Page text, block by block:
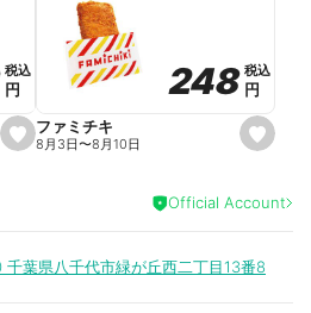
o
r
i
e
o
r
i
e
s
e
i
t
税込
税込
円
円
s
e
a
i
t
248
248 税込
税込
円
円
ファミチキ
8月3日〜8月10日
Official Account
千葉県八千代市緑が丘西二丁目13番8